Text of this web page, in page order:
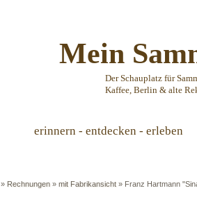
Mein
Der Schauplatz für
Kaffee, Berlin & alte
erinnern - entdecken - erleben
» Rechnungen » mit Fabrikansicht » Franz Hartmann